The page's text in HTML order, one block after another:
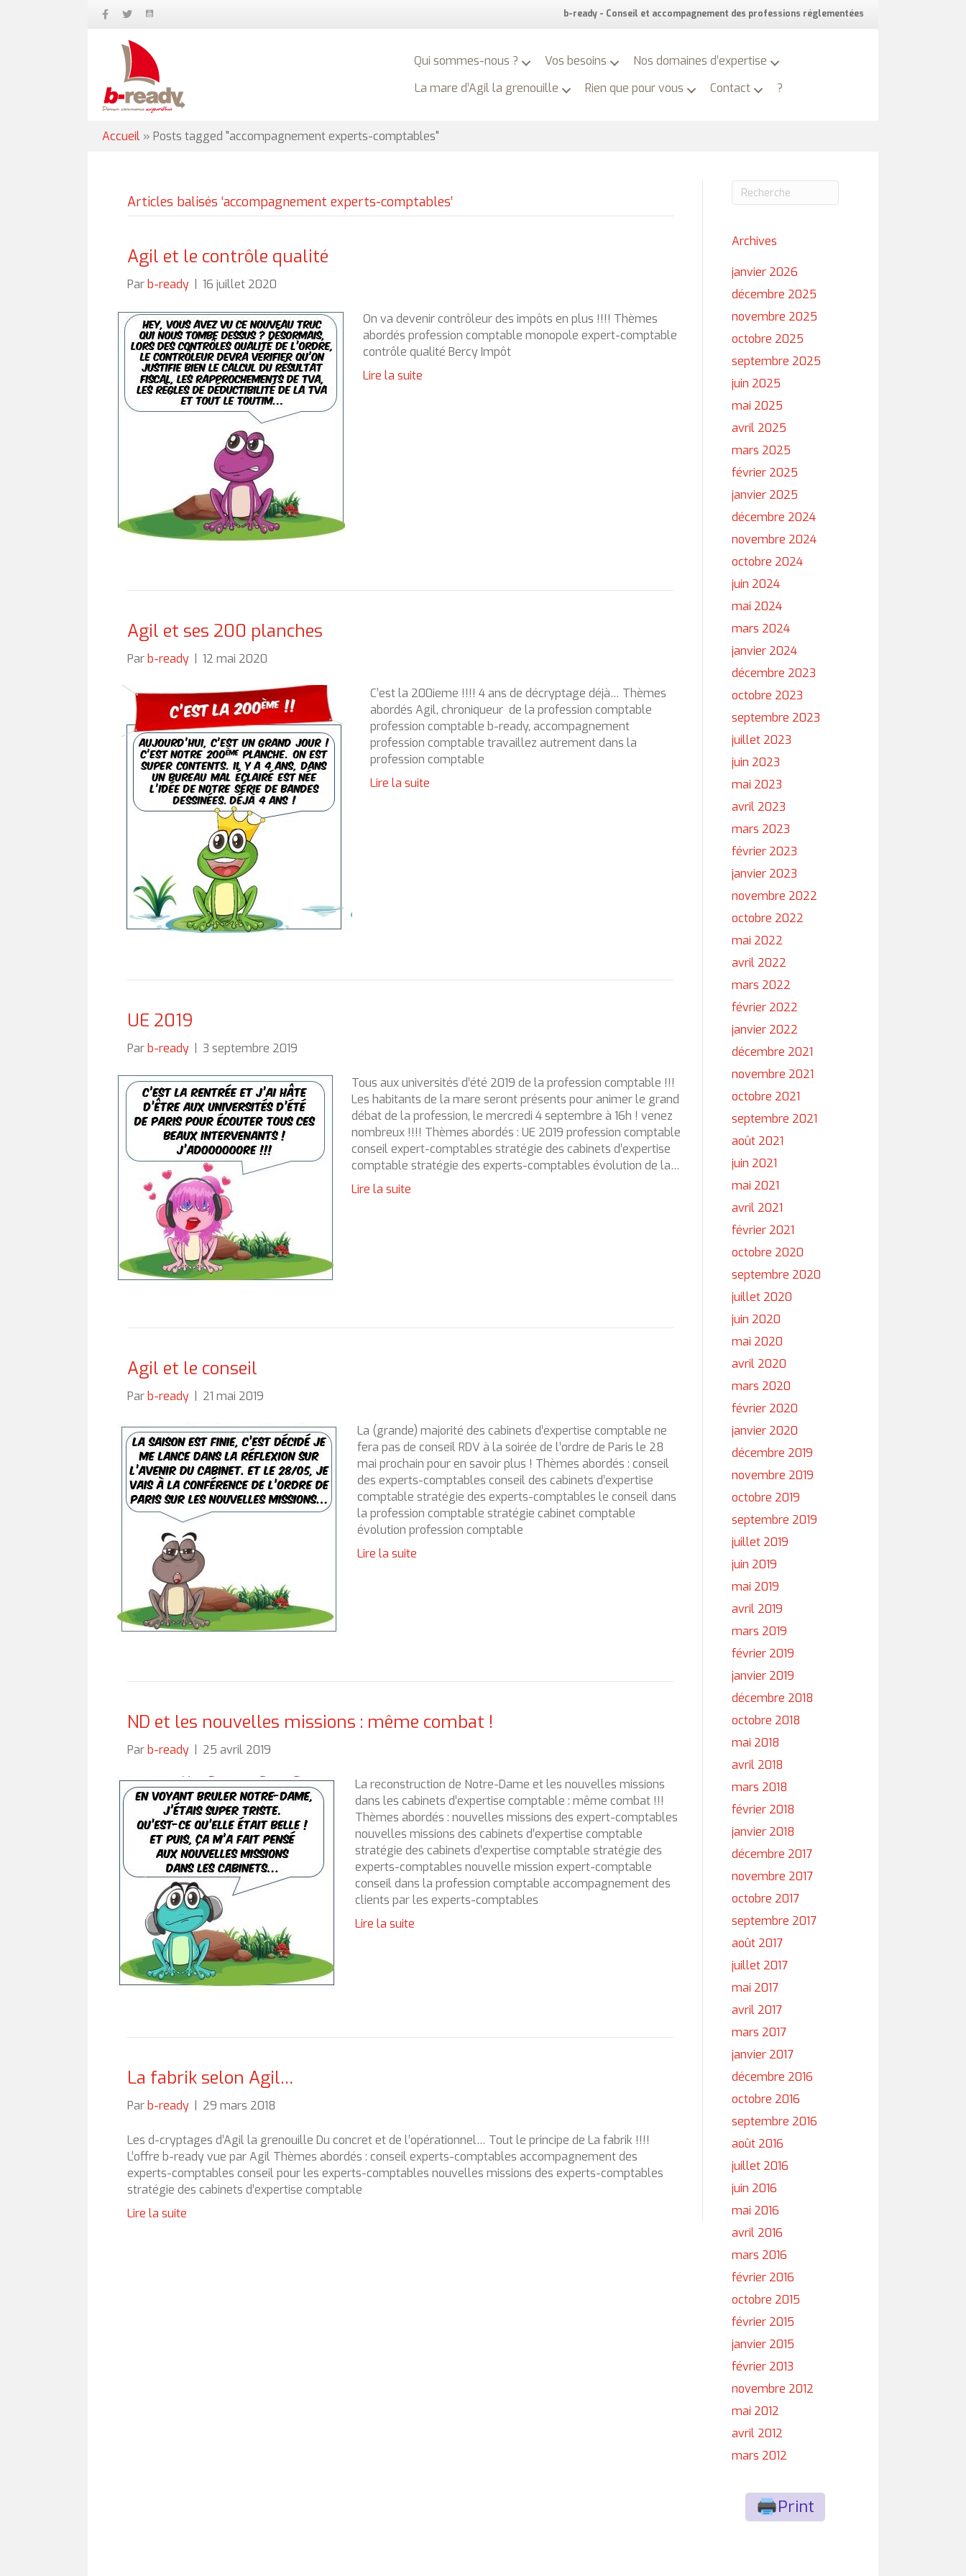
b-ready - Conseil et accompagnement des professions réglementées
Qui sommes-nous ? Vos besoins
Nos domaines d’expertise
La mare d’Agil la grenouille
Rien que pour vous Contact ?
Accueil » Posts tagged "accompagnement experts-comptables"
Articles balisés ‘accompagnement experts-comptables’
Agil et le contrôle qualité
Par b-ready 16 juillet 2020
On va devenir contrôleur des impôts en plus !!!! Thèmes
abordés profession comptable monopole expert-comptable
contrôle qualité Bercy Impôt
Lire la suite
Agil et ses 200 planches
Par b-ready 12 mai 2020
C’est la 200ieme !!!! 4 ans de décryptage déjà… Thèmes
abordés Agil, chroniqueur de la profession comptable
profession comptable b-ready, accompagnement
profession comptable travaillez autrement dans la
profession comptable
Lire la suite
UE 2019
Par b-ready 3 septembre 2019
Tous aux universités d’été 2019 de la profession comptable !!!
Les habitants de la mare seront présents pour animer le grand
débat de la profession, le mercredi 4 septembre à 16h ! venez
nombreux !!!! Thèmes abordés : UE 2019 profession comptable
conseil expert-comptables stratégie des cabinets d’expertise
comptable stratégie des experts-comptables évolution de la…
Lire la suite
Agil et le conseil
Par b-ready 21 mai 2019
La (grande) majorité des cabinets d’expertise comptable ne
fera pas de conseil RDV à la soirée de l’ordre de Paris le 28
mai prochain pour en savoir plus ! Thèmes abordés : conseil
des experts-comptables conseil des cabinets d’expertise
comptable stratégie des experts-comptables le conseil dans
la profession comptable stratégie cabinet comptable
évolution profession comptable
Lire la suite
ND et les nouvelles missions : même combat !
Par b-ready 25 avril 2019
La reconstruction de Notre-Dame et les nouvelles missions
dans les cabinets d’expertise comptable : même combat !!!
Thèmes abordés : nouvelles missions des expert-comptables
nouvelles missions des cabinets d’expertise comptable
stratégie des cabinets d’expertise comptable stratégie des
experts-comptables nouvelle mission expert-comptable
conseil dans la profession comptable accompagnement des
clients par les experts-comptables
Lire la suite
La fabrik selon Agil…
Par b-ready 29 mars 2018
Les d-cryptages d’Agil la grenouille Du concret et de l’opérationnel… Tout le principe de La fabrik !!!!
L’offre b-ready vue par Agil Thèmes abordés : conseil experts-comptables accompagnement des
experts-comptables conseil pour les experts-comptables nouvelles missions des experts-comptables
stratégie des cabinets d’expertise comptable
Lire la suite
Archives
janvier 2026
décembre 2025
novembre 2025
octobre 2025
septembre 2025
juin 2025
mai 2025
avril 2025
mars 2025
février 2025
janvier 2025
décembre 2024
novembre 2024
octobre 2024
juin 2024
mai 2024
mars 2024
janvier 2024
décembre 2023
octobre 2023
septembre 2023
juillet 2023
juin 2023
mai 2023
avril 2023
mars 2023
février 2023
janvier 2023
novembre 2022
octobre 2022
mai 2022
avril 2022
mars 2022
février 2022
janvier 2022
décembre 2021
novembre 2021
octobre 2021
septembre 2021
août 2021
juin 2021
mai 2021
avril 2021
février 2021
octobre 2020
septembre 2020
juillet 2020
juin 2020
mai 2020
avril 2020
mars 2020
février 2020
janvier 2020
décembre 2019
novembre 2019
octobre 2019
septembre 2019
juillet 2019
juin 2019
mai 2019
avril 2019
mars 2019
février 2019
janvier 2019
décembre 2018
octobre 2018
mai 2018
avril 2018
mars 2018
février 2018
janvier 2018
décembre 2017
novembre 2017
octobre 2017
septembre 2017
août 2017
juillet 2017
mai 2017
avril 2017
mars 2017
janvier 2017
décembre 2016
octobre 2016
septembre 2016
août 2016
juillet 2016
juin 2016
mai 2016
avril 2016
mars 2016
février 2016
octobre 2015
février 2015
janvier 2015
février 2013
novembre 2012
mai 2012
avril 2012
mars 2012
Print